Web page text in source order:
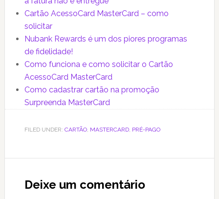
Cartão AcessoCard MasterCard – como
solicitar
Nubank Rewards é um dos piores programas
de fidelidade!
Como funciona e como solicitar o Cartão
AcessoCard MasterCard
Como cadastrar cartão na promoção
Surpreenda MasterCard
FILED UNDER: CARTÃO, MASTERCARD, PRÉ-PAGO
Interactions
Deixe um comentário